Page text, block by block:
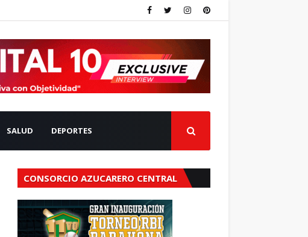
SALUD DEPORTES
CONSORCIO AZUCARERO CENTRAL